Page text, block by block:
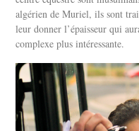
algérien de Muriel, ils sont
leur donner l’épaisseur qui
complexe plus intéressante.